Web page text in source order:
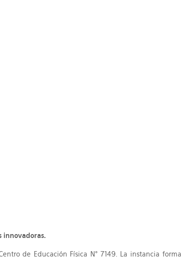
innovadoras.
de Educación Física N° 7149. La instancia